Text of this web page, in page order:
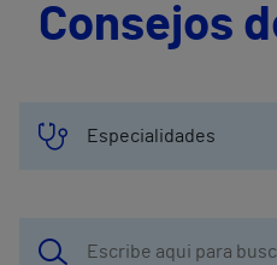
Información útil
Consejos
Especialidades